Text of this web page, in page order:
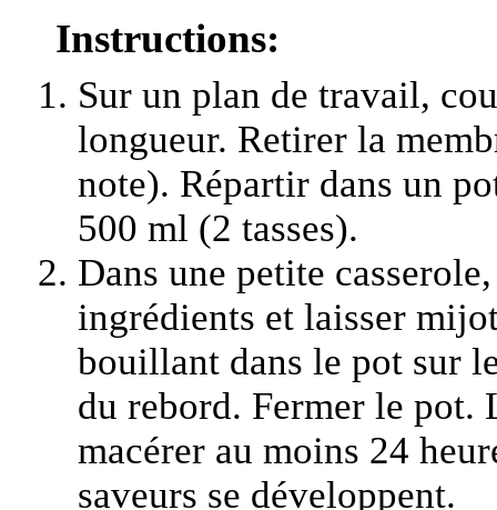
Instructions:
Sur un plan de travail,
longueur. Retirer la
note). Répartir dans un
500 ml (2 tasses).
Dans une petite
ingrédients et laisser
bouillant dans le pot sur
du rebord. Fermer le pot.
macérer au moins 24
saveurs se développent.